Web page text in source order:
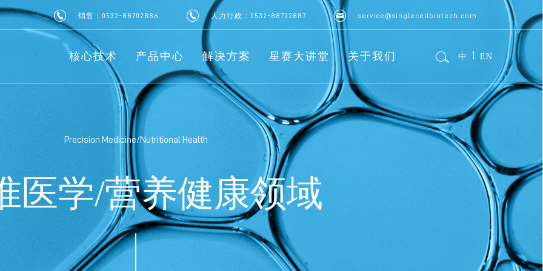
销售：0532-88702886 人力行政：0532-88702887 service@singlecellbiotech.com
核心技术 产品中心 解决方案 星赛大讲堂 关于我们 中 EN
Precision Medicine/Nutritional Health
医学/营养健康领域